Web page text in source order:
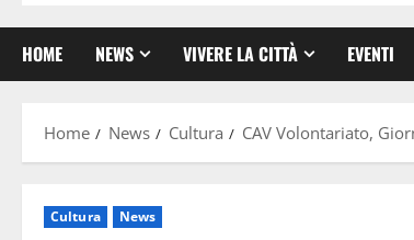
HOME NEWS VIVERE LA CITTÀ EVENTI
Home News Cultura CAV Volontariato,
Cultura News